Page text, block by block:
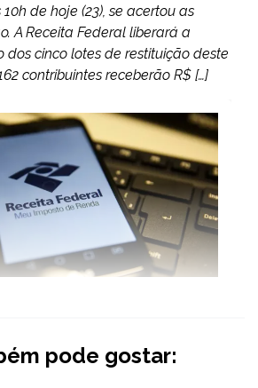
de hoje (23), se acertou as
A Receita Federal liberará a
dos cinco lotes de restituição deste
contribuintes receberão R$ […]
pode gostar: